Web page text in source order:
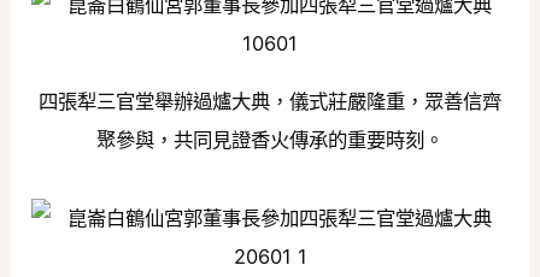
四張犁三官堂舉辦過爐大典，儀式莊嚴隆重，眾善信齊
聚參與，共同見證香火傳承的重要時刻。